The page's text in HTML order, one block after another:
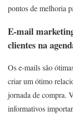
pontos de melhoria
E-mail
clientes na
Os e-mails são
criar um ótimo
jornada de compra.
informativos